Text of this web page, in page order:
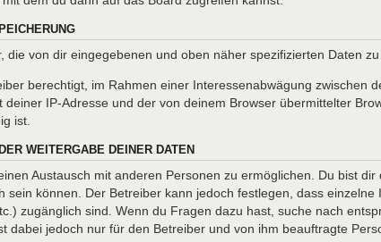
die von dir eingegebenen und oben näher spezifizierten Daten
berechtigt, im Rahmen einer Interessenabwägung
deiner IP-Adresse und der von deinem Browser übermittelter
ist.
WEITERGABE DEINER DATEN
Austausch mit anderen Personen zu ermöglichen. Du bist
sein können. Der Betreiber kann jedoch festlegen, dass
zugänglich sind. Wenn du Fragen dazu hast, suche nach
dabei jedoch nur für den Betreiber und von ihm beauftragte